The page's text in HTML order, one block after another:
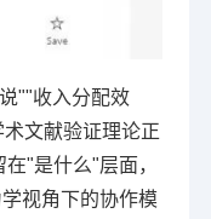
""收入分配效
文献验证理论正
"是什么"层面，
视角下的协作模